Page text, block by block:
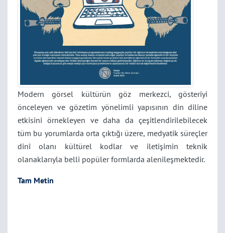
Modern görsel kültürün göz merkezci, gösteriyi
önceleyen ve gözetim yönelimli yapısının din diline
etkisini örnekleyen ve daha da çeşitlendirilebilecek
tüm bu yorumlarda orta çıktığı üzere, medyatik süreçler
dinî olanı kültürel kodlar ve iletişimin teknik
olanaklarıyla belli popüler formlarda alenileşmektedir.
Tam Metin